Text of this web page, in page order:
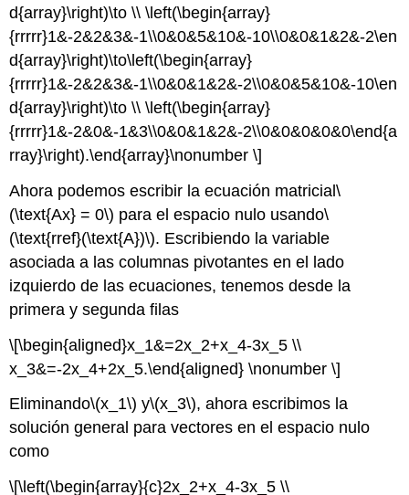
d{array}\right)\to \\ \left(\begin{array}
{rrrrr}1&-2&2&3&-1\\0&0&5&10&-10\\0&0&1&2&-2\en
d{array}\right)\to\left(\begin{array}
{rrrrr}1&-2&2&3&-1\\0&0&1&2&-2\\0&0&5&10&-10\en
d{array}\right)\to \\ \left(\begin{array}
{rrrrr}1&-2&0&-1&3\\0&0&1&2&-2\\0&0&0&0&0\end{a
rray}\right).\end{array}\nonumber \]
Ahora podemos escribir la ecuación matricial\
(\text{Ax} = 0\) para el espacio nulo usando\
(\text{rref}(\text{A})\). Escribiendo la variable
asociada a las columnas pivotantes en el lado
izquierdo de las ecuaciones, tenemos desde la
primera y segunda filas
\[\begin{aligned}x_1&=2x_2+x_4-3x_5 \\
x_3&=-2x_4+2x_5.\end{aligned} \nonumber \]
Eliminando\(x_1\) y\(x_3\), ahora escribimos la
solución general para vectores en el espacio nulo
como
\[\left(\begin{array}{c}2x_2+x_4-3x_5 \\